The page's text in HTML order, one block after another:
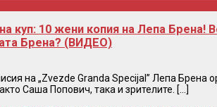
куп: 10 жени копия на Лепа Брена!
Брена? (ВИДЕО)
на „Zvezde Granda Specijal” Лепа Брена
Саша Попович, така и зрителите. [...]